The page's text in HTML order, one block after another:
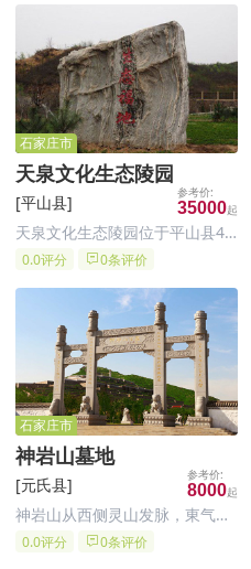
脉，距石家庄 23 公里，装院路
南行转石赞公路即到
石家庄市
天泉文化生态陵园
[平山县] 35000
天泉文化生态陵园位于平山县4A
级小镇温塘镇西侧3公里处，毗
山，左有龙山之吉祥，右傍虎山
之青翠，前观将相之胜景，后靠
祖山之龙势。整个墓区环境遍布
苍松翠柏，春杏秋柿，令人怡
然。宽
0.0评分 0条评价
石家庄市
神岩山墓地
[元氏县] 8000
神岩山从西侧灵山发脉，東气过
峡，穿珠过帐。背靠玉观音，左
0.0评分 0条评价